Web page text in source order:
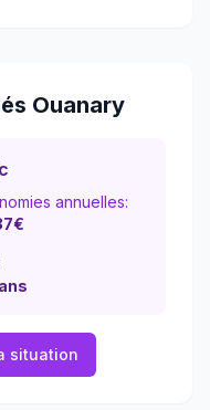
Ouanary
annuelles:
€
ans
situation